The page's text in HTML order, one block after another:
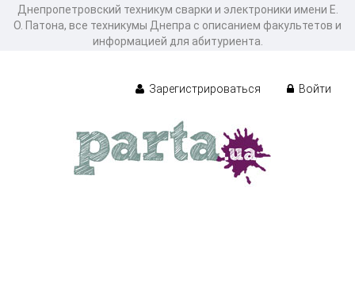
Днепропетровский техникум сварки и электроники имени Е.
О. Патона, все техникумы Днепра с описанием факультетов и
информацией для абитуриента.
Зарегистрироваться Войти